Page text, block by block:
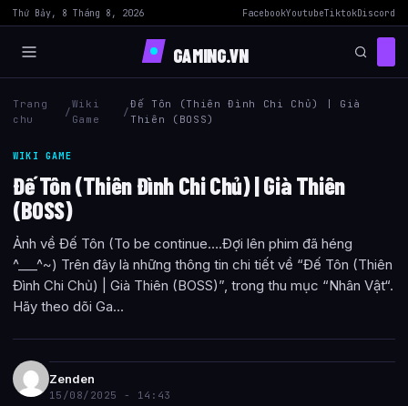
Thứ Bảy, 8 Tháng 8, 2026 FacebookYoutubeTiktokDiscord
GAMING.VN
Trang
chu
/
Wiki
Game
/
Đế Tôn (Thiên Đình Chi Chủ) | Già
Thiên (BOSS)
WIKI GAME
Đế Tôn (Thiên Đình Chi Chủ) | Già Thiên
(BOSS)
Ảnh về Đế Tôn (To be continue….Đợi lên phim đã héng
^___^~) Trên đây là những thông tin chi tiết về “Đế Tôn (Thiên
Đình Chi Chủ) | Già Thiên (BOSS)”, trong thu mục “Nhân Vật“.
Hãy theo dõi Ga...
Zenden
15/08/2025 - 14:43